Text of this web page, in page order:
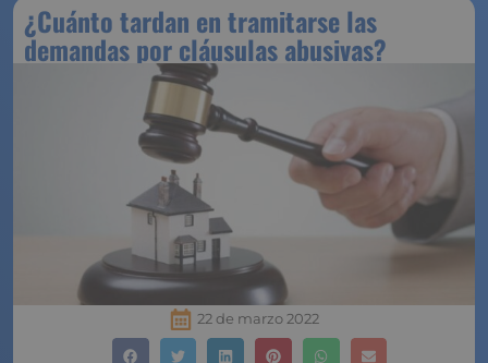
¿Cuánto tardan en tramitarse las
demandas por cláusulas abusivas?
22 de marzo 2022